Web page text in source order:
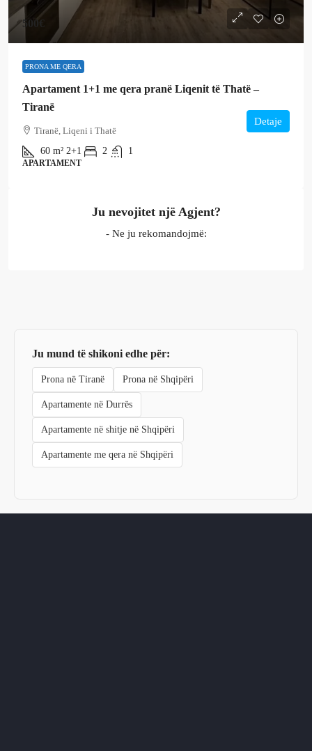
500€
PRONA ME QERA
Apartament 1+1 me qera pranë Liqenit të Thatë –
Tiranë
Tiranë, Liqeni i Thatë
60 m² 2+1 2 1
APARTAMENT
Detaje
Ju nevojitet një Agjent?
- Ne ju rekomandojmë:
Ju mund të shikoni edhe për:
Prona në Tiranë Prona në Shqipëri
Apartamente në Durrës
Apartamente në shitje në Shqipëri
Apartamente me qera në Shqipëri